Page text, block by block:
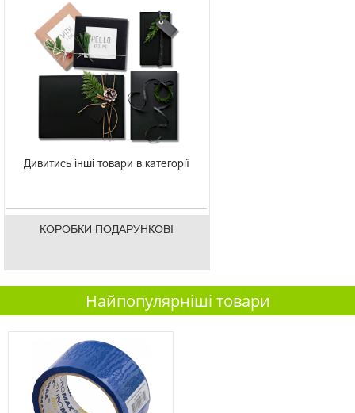
Дивитись інші товари в категорії
КОРОБКИ ПОДАРУНКОВІ
Найпопулярніші товари